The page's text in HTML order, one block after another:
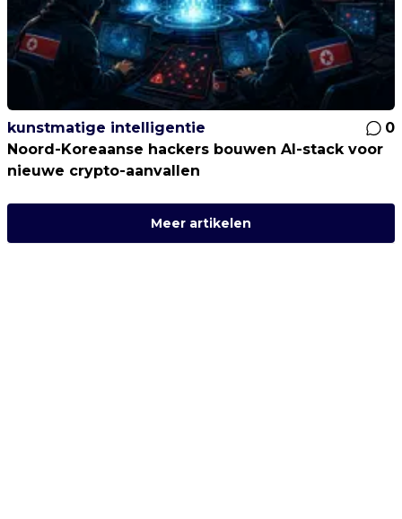
kunstmatige intelligentie
0
Noord-Koreaanse hackers bouwen AI-stack voor
nieuwe crypto-aanvallen
Meer artikelen